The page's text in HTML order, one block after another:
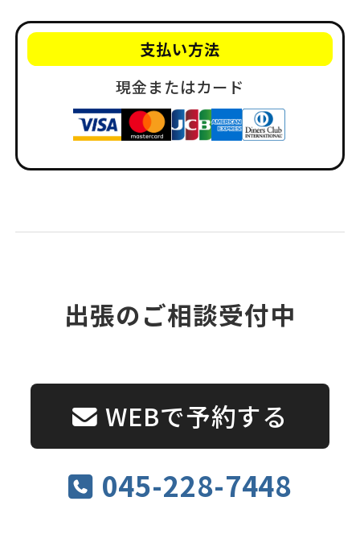
支払い方法
現金またはカード
出張のご相談受付中
WEBで予約する
045-228-7448